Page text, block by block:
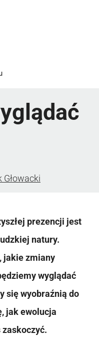
Głowacki
prezencji jest
natury.
jakie zmiany
wyglądać
się wyobraźnią do
jak ewolucja
zaskoczyć.